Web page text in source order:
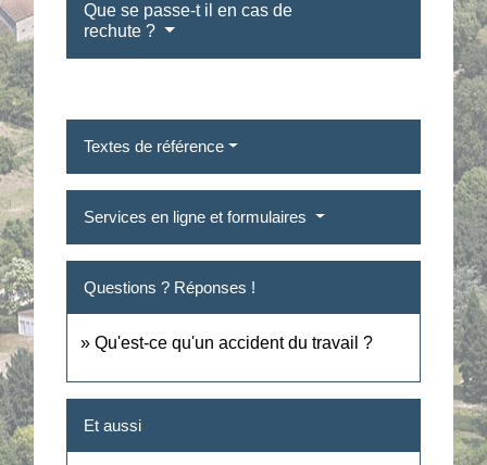
Que se passe-t il en cas de
rechute ?
Textes de référence
Services en ligne et formulaires
Questions ? Réponses !
Qu'est-ce qu'un accident du travail ?
Et aussi